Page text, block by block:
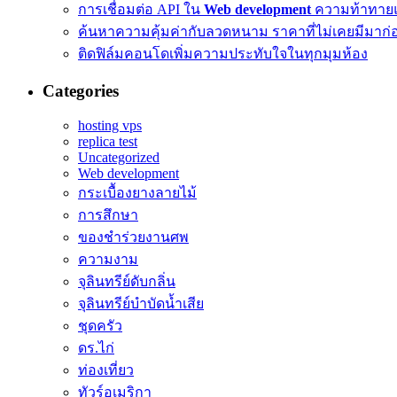
การเชื่อมต่อ API ใน Web development ความท้าทาย
ค้นหาความคุ้มค่ากับลวดหนาม ราคาที่ไม่เคยมีมาก่
ติดฟิล์มคอนโดเพิ่มความประทับใจในทุกมุมห้อง
Categories
hosting vps
replica test
Uncategorized
Web development
กระเบื้องยางลายไม้
การสึกษา
ของชำร่วยงานศพ
ความงาม
จุลินทรีย์ดับกลิ่น
จุลินทรีย์บำบัดน้ำเสีย
ชุดครัว
ดร.ไก่
ท่องเที่ยว
ทัวร์อเมริกา